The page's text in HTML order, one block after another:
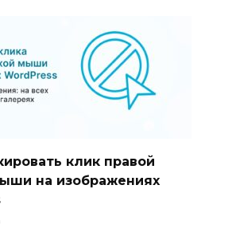
клик правой
на изображениях